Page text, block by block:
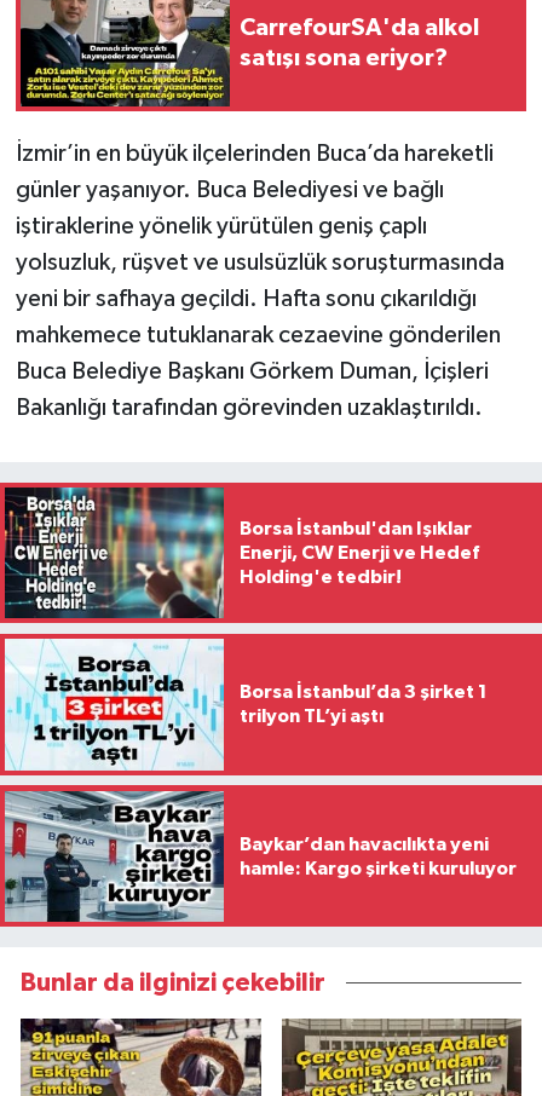
CarrefourSA'da alkol
satışı sona eriyor?
İzmir’in en büyük ilçelerinden Buca’da hareketli
günler yaşanıyor. Buca Belediyesi ve bağlı
iştiraklerine yönelik yürütülen geniş çaplı
yolsuzluk, rüşvet ve usulsüzlük soruşturmasında
yeni bir safhaya geçildi. Hafta sonu çıkarıldığı
mahkemece tutuklanarak cezaevine gönderilen
Buca Belediye Başkanı Görkem Duman, İçişleri
Bakanlığı tarafından görevinden uzaklaştırıldı.
Borsa İstanbul'dan Işıklar
Enerji, CW Enerji ve Hedef
Holding'e tedbir!
Borsa İstanbul’da 3 şirket 1
trilyon TL’yi aştı
Baykar’dan havacılıkta yeni
hamle: Kargo şirketi kuruluyor
Bunlar da ilginizi çekebilir